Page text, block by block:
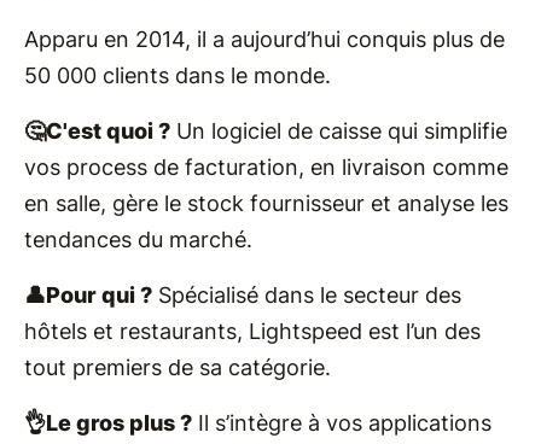
Apparu en 2014, il a aujourd’hui conquis plus de
50 000 clients dans le monde.
🤔C'est quoi ? Un logiciel de caisse qui simplifie
vos process de facturation, en livraison comme
en salle, gère le stock fournisseur et analyse les
tendances du marché.
👤Pour qui ? Spécialisé dans le secteur des
hôtels et restaurants, Lightspeed est l’un des
tout premiers de sa catégorie.
👌Le gros plus ? Il s’intègre à vos applications